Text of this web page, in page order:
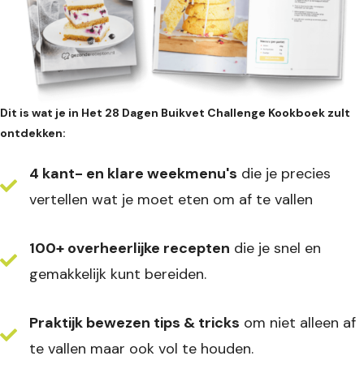
Dit is wat je in Het 28 Dagen Buikvet Challenge Kookboek zult
ontdekken:
4 kant- en klare weekmenu's die je precies
vertellen wat je moet eten om af te vallen
100+ overheerlijke recepten die je snel en
gemakkelijk kunt bereiden.
Praktijk bewezen tips & tricks om niet alleen af
te vallen maar ook vol te houden.